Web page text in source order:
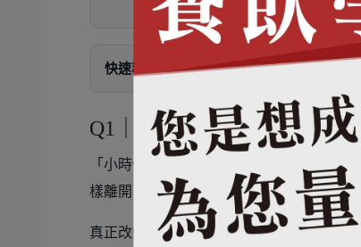
快速導覽： 料理起點 ・ 國際歷練
Q1｜與料理結緣：從叛逆少
「小時候其實很叛逆。」
樣離開了學校。輟學後，他選擇先進餐廳
真正改變人生方向的，是廚房裡的風景——